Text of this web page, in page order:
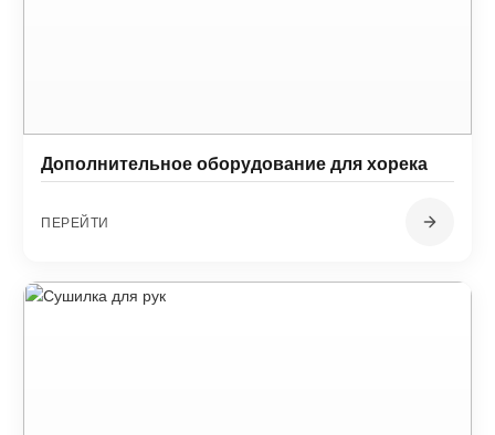
Дополнительное оборудование для хорека
ПЕРЕЙТИ